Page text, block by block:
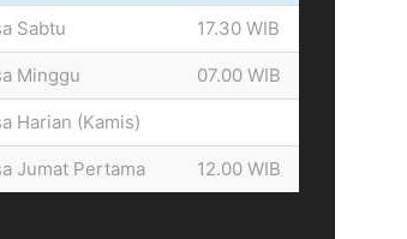
Sabtu 17.30 WIB
Minggu 07.00 WIB
Harian (Kamis)
Jumat Pertama 12.00 WIB